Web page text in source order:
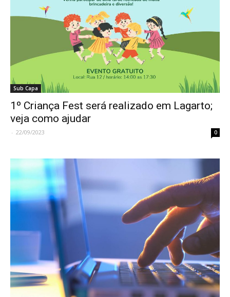
Sub Capa
1º Criança Fest será realizado em Lagarto;
veja como ajudar
- 22/09/2023 0